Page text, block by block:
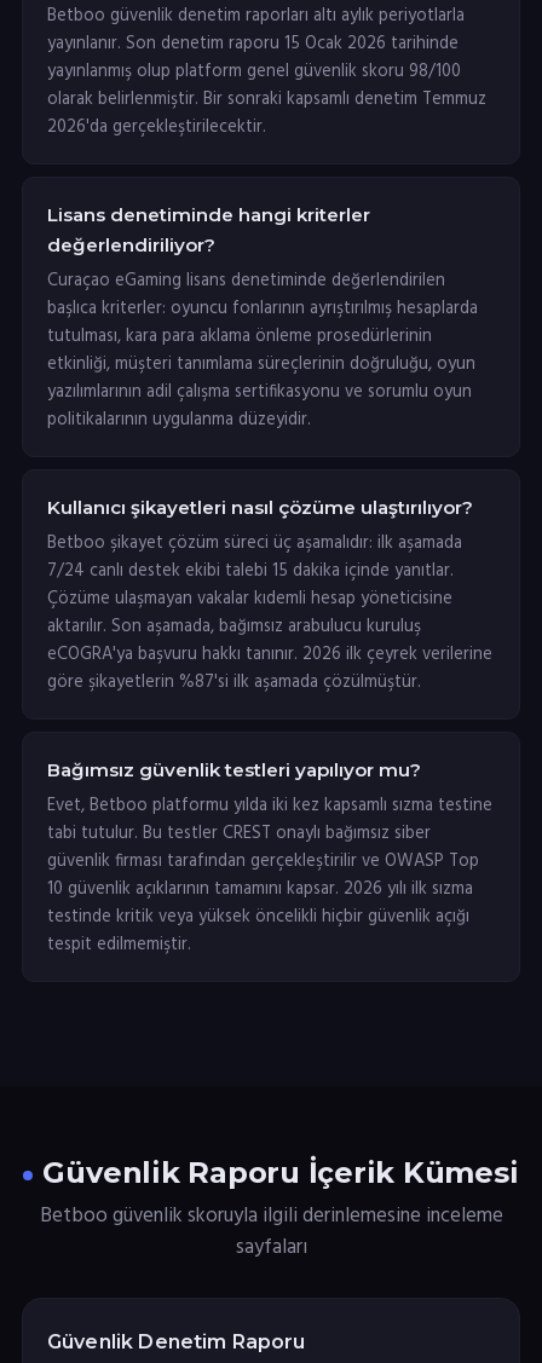
Betboo güvenlik denetim raporları altı aylık periyotlarla
yayınlanır. Son denetim raporu 15 Ocak 2026 tarihinde
yayınlanmış olup platform genel güvenlik skoru 98/100
olarak belirlenmiştir. Bir sonraki kapsamlı denetim Temmuz
2026'da gerçekleştirilecektir.
Lisans denetiminde hangi kriterler
değerlendiriliyor?
Curaçao eGaming lisans denetiminde değerlendirilen
başlıca kriterler: oyuncu fonlarının ayrıştırılmış hesaplarda
tutulması, kara para aklama önleme prosedürlerinin
etkinliği, müşteri tanımlama süreçlerinin doğruluğu, oyun
yazılımlarının adil çalışma sertifikasyonu ve sorumlu oyun
politikalarının uygulanma düzeyidir.
Kullanıcı şikayetleri nasıl çözüme ulaştırılıyor?
Betboo şikayet çözüm süreci üç aşamalıdır: ilk aşamada
7/24 canlı destek ekibi talebi 15 dakika içinde yanıtlar.
Çözüme ulaşmayan vakalar kıdemli hesap yöneticisine
aktarılır. Son aşamada, bağımsız arabulucu kuruluş
eCOGRA'ya başvuru hakkı tanınır. 2026 ilk çeyrek verilerine
göre şikayetlerin %87'si ilk aşamada çözülmüştür.
Bağımsız güvenlik testleri yapılıyor mu?
Evet, Betboo platformu yılda iki kez kapsamlı sızma testine
tabi tutulur. Bu testler CREST onaylı bağımsız siber
güvenlik firması tarafından gerçekleştirilir ve OWASP Top
10 güvenlik açıklarının tamamını kapsar. 2026 yılı ilk sızma
testinde kritik veya yüksek öncelikli hiçbir güvenlik açığı
tespit edilmemiştir.
Güvenlik Raporu İçerik Kümesi
Betboo güvenlik skoruyla ilgili derinlemesine inceleme
sayfaları
Güvenlik Denetim Raporu